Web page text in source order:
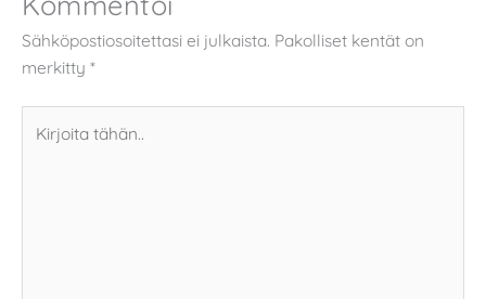
Sähköpostiosoitettasi ei julkaista. Pakolliset kentät on
merkitty *
tähän..